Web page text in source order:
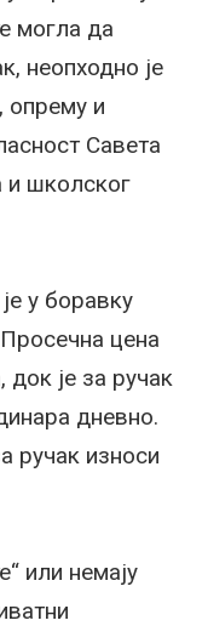
могла да
неопходно је
опрему и
Савета
и школског
у боравку
цена
је за ручак
дневно.
ручак износи
или немају